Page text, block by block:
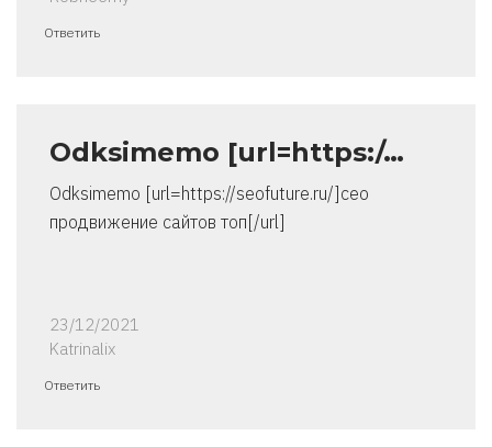
Ответить
Odksimemo [url=https:/…
Odksimemo [url=https://seofuture.ru/]сео
продвижение сайтов топ[/url]
23/12/2021
Katrinalix
Ответить